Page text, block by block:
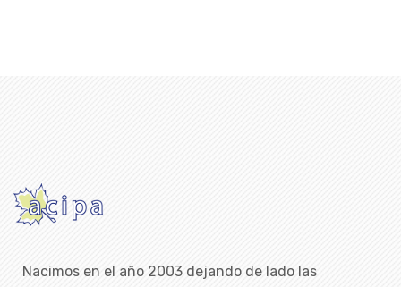
Nacimos en el año 2003 dejando de lado las